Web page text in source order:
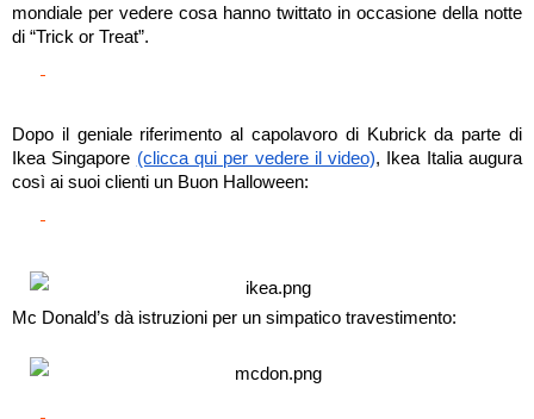
mondiale per vedere cosa hanno twittato in occasione della notte
di “Trick or Treat”.
Dopo il geniale riferimento al capolavoro di Kubrick da parte di
Ikea Singapore (clicca qui per vedere il video), Ikea Italia augura
così ai suoi clienti un Buon Halloween:
Mc Donald’s dà istruzioni per un simpatico travestimento: